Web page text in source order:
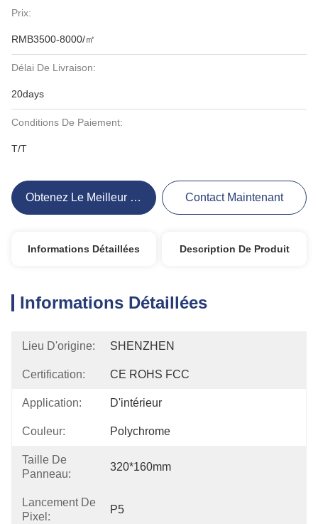
Prix:
RMB3500-8000/㎡
Délai De Livraison:
20days
Conditions De Paiement:
T/T
Obtenez Le Meilleur Prix Contact Maintenant
Informations Détaillées Description De Produit
Informations Détaillées
Lieu D'origine: SHENZHEN
Certification: CE ROHS FCC
Application: D'intérieur
Couleur: Polychrome
Taille De
Panneau:
320*160mm
Lancement De
Pixel:
P5